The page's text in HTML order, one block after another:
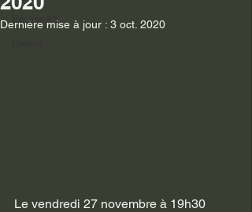
Ecurie 41
Dernière mise à jour : 3 oct. 2020
Le vendredi 27 novembre à 19h30